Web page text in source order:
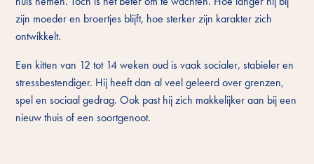
zijn moeder en broertjes blijft, hoe sterker zijn karakter zich
ontwikkelt.
Een kitten van 12 tot 14 weken oud is vaak socialer, stabieler en
stressbestendiger. Hij heeft dan al veel geleerd over grenzen,
spel en sociaal gedrag. Ook past hij zich makkelijker aan bij een
nieuw thuis of een soortgenoot.